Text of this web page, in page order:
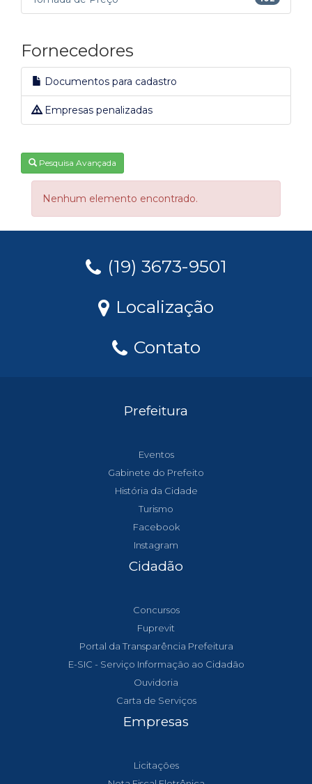
Fornecedores
Documentos para cadastro
Empresas penalizadas
Pesquisa Avançada
Nenhum elemento encontrado.
(19) 3673-9501
Localização
Contato
Prefeitura
Eventos
Gabinete do Prefeito
História da Cidade
Turismo
Facebook
Instagram
Cidadão
Concursos
Fuprevit
Portal da Transparência Prefeitura
E-SIC - Serviço Informação ao Cidadão
Ouvidoria
Carta de Serviços
Empresas
Licitações